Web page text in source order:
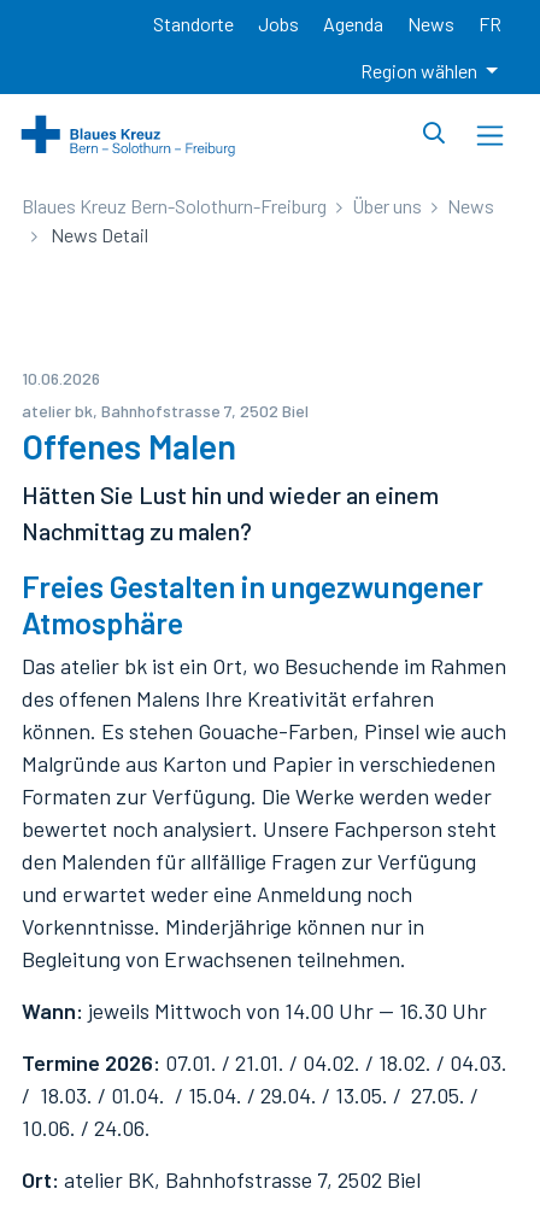
Standorte Jobs Agenda News FR
Region wählen
Blaues Kreuz Bern-Solothurn-Freiburg Über uns
News
News Detail
10.06.2026
atelier bk, Bahnhofstrasse 7, 2502 Biel
Offenes Malen
Hätten Sie Lust hin und wieder an einem
Nachmittag zu malen?
Freies Gestalten in ungezwungener
Atmosphäre
Das atelier bk ist ein Ort, wo Besuchende im Rahmen
des offenen Malens Ihre Kreativität erfahren
können. Es stehen Gouache-Farben, Pinsel wie auch
Malgründe aus Karton und Papier in verschiedenen
Formaten zur Verfügung. Die Werke werden weder
bewertet noch analysiert. Unsere Fachperson steht
den Malenden für allfällige Fragen zur Verfügung
und erwartet weder eine Anmeldung noch
Vorkenntnisse. Minderjährige können nur in
Begleitung von Erwachsenen teilnehmen.
Wann: jeweils Mittwoch von 14.00 Uhr — 16.30 Uhr
Termine 2026: 07.01. / 21.01. / 04.02. / 18.02. / 04.03.
/ 18.03. / 01.04. / 15.04. / 29.04. / 13.05. / 27.05. /
10.06. / 24.06.
Ort: atelier BK, Bahnhofstrasse 7, 2502 Biel